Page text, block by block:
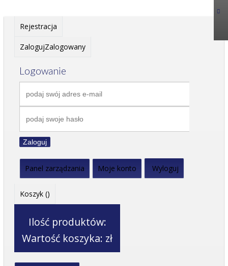
Rejestracja
ZalogujZalogowany
Logowanie
Zaloguj
Panel zarządzania Moje konto Wyloguj
Koszyk ()
Ilość produktów:
Wartość koszyka: zł